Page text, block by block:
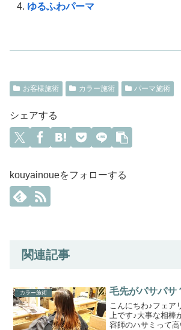
ゆるふわパーマ
お客様施術 カラー施術 パーマ施術
シェアする
kouyainoueをフォローする
関連記事
カラー施術 毛先がパサパサ
こんにちわ♪フェア
上です♪大事な相棒
容師のハサミって高